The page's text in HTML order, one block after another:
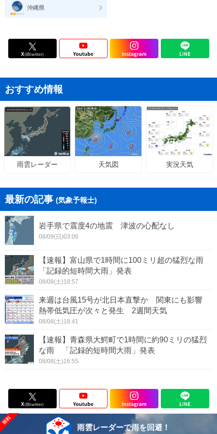
沖縄県
おすすめ情報
雨雲レーダー 天気図 実況天気
最新の記事 (気象予報士)
岩手県で震度4の地震 津波の心配なし
08/09(日)03:06
【速報】富山県で1時間に100ミリ超の猛烈な雨
「記録的短時間大雨」発表
08/08(土)18:57
来週は台風15号が北日本直撃か 関東にも影響
熱帯低気圧が次々と発生 2週間天気
08/08(土)18:41
【速報】青森県大鰐町で1時間に約90ミリの猛烈
な雨 「記録的短時間大雨」発表
08/08(土)16:55
雨雲レーダーで雨を回避！